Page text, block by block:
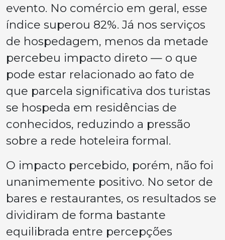
evento. No comércio em geral, esse
índice superou 82%. Já nos serviços
de hospedagem, menos da metade
percebeu impacto direto — o que
pode estar relacionado ao fato de
que parcela significativa dos turistas
se hospeda em residências de
conhecidos, reduzindo a pressão
sobre a rede hoteleira formal.
O impacto percebido, porém, não foi
unanimemente positivo. No setor de
bares e restaurantes, os resultados se
dividiram de forma bastante
equilibrada entre percepções